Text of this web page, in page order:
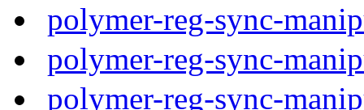
polymer-reg-sync-
polymer-reg-sync-
polymer-reg-sync-